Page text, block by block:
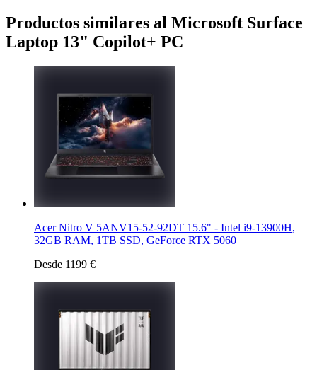
Productos similares al Microsoft Surface
Laptop 13" Copilot+ PC
Acer Nitro V 5ANV15-52-92DT 15.6" - Intel i9-13900H,
32GB RAM, 1TB SSD, GeForce RTX 5060
Desde 1199 €